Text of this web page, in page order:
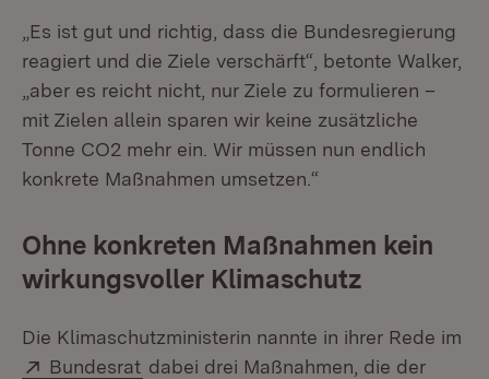
„Es ist gut und richtig, dass die Bundesregierung
reagiert und die Ziele verschärft“, betonte Walker,
„aber es reicht nicht, nur Ziele zu formulieren –
mit Zielen allein sparen wir keine zusätzliche
Tonne CO2 mehr ein. Wir müssen nun endlich
konkrete Maßnahmen umsetzen.“
Ohne konkreten Maßnahmen kein
wirkungsvoller Klimaschutz
Die Klimaschutzministerin nannte in ihrer Rede im
Extern:
Bundesrat (Öffnet in neuem Fenster)
dabei drei Maßnahmen, die der